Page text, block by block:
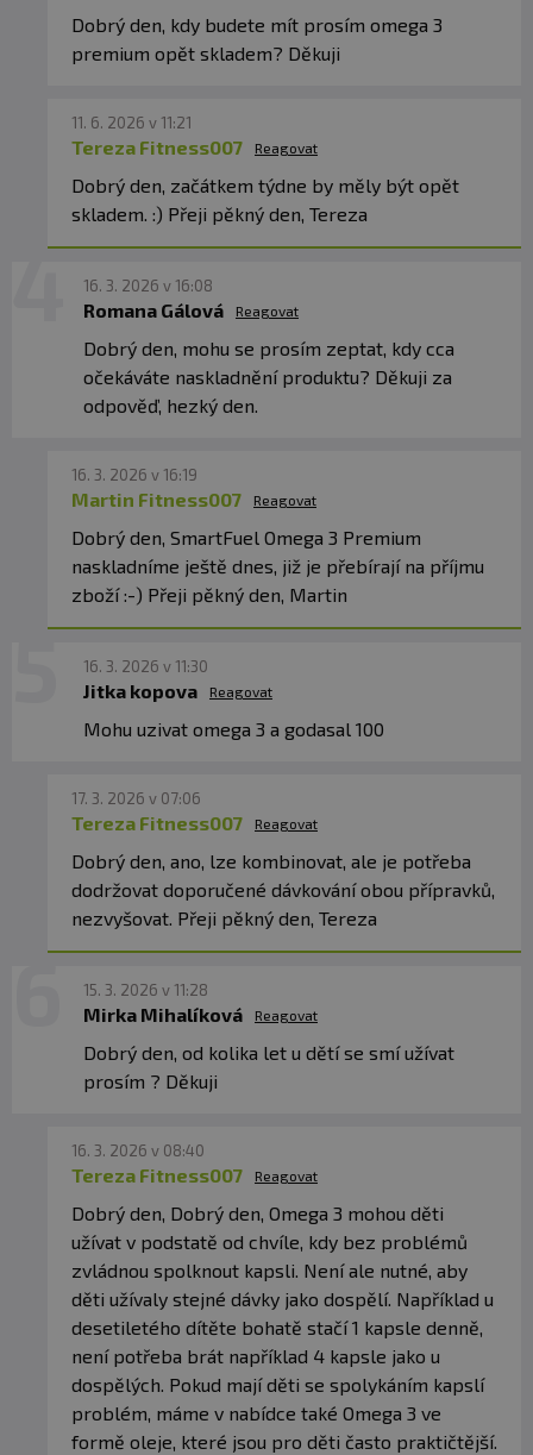
✅ 330 mg EPA a 220 mg DHA
✅ Vysoce vstřebatelná forma rTG
✅ Laboratorně ověřená nízká oxidace oleje
✅ S přírodním vitaminem E
✅ Podpora zdraví srdce, mozku a zraku
Doporučené dávkování:
Užívejte 2-4 kapsle
rozdělené do dvou dávek.
Dávka: 2-4 kapsle
Počet dávek v balení: 30-60
Minimální trvanlivost: Viz obal.
Upozornění: Doplněk stravy.
pro sportovce. Není náhradou pestré stravy.
Ukládejte mimo dosah dětí! Není vhodné pro děti,
těhotné a kojící ženy. Skladujte v suchu a při
slunečnímu záření. Chraňte před mrazem.
Výrobce, ani prodávající neručí za vady vzniklé
nevhodným skladováním a použitím.
Upozornění pro alergiky:
produktu jsoutučnězvýrazněné.
Dobrý den, kdy budete mít prosím omega 3
premium opět skladem? Děkuji
11. 6. 2026 v 11:21
Tereza Fitness007 Reagovat
Dobrý den, začátkem týdne by měly být opět
skladem. :) Přeji pěkný den, Tereza
16. 3. 2026 v 16:08
Romana Gálová Reagovat
Dobrý den, mohu se prosím zeptat, kdy cca
očekáváte naskladnění produktu? Děkuji za
odpověď, hezký den.
16. 3. 2026 v 16:19
Martin Fitness007 Reagovat
Dobrý den, SmartFuel Omega 3 Premium
naskladníme ještě dnes, již je přebírají na příjmu
zboží :-) Přeji pěkný den, Martin
16. 3. 2026 v 11:30
Jitka kopova Reagovat
Mohu uzivat omega 3 a godasal 100
17. 3. 2026 v 07:06
Tereza Fitness007 Reagovat
Dobrý den, ano, lze kombinovat, ale je potřeba
dodržovat doporučené dávkování obou přípravků,
nezvyšovat. Přeji pěkný den, Tereza
15. 3. 2026 v 11:28
Mirka Mihalíková Reagovat
Dobrý den, od kolika let u dětí se smí užívat
prosím ? Děkuji
16. 3. 2026 v 08:40
Tereza Fitness007 Reagovat
Dobrý den, Dobrý den, Omega 3 mohou děti
užívat v podstatě od chvíle, kdy bez problémů
zvládnou spolknout kapsli. Není ale nutné, aby
děti užívaly stejné dávky jako dospělí. Například u
desetiletého dítěte bohatě stačí 1 kapsle denně,
není potřeba brát například 4 kapsle jako u
dospělých. Pokud mají děti se spolykáním kapslí
problém, máme v nabídce také Omega 3 ve
formě oleje, které jsou pro děti často praktičtější.